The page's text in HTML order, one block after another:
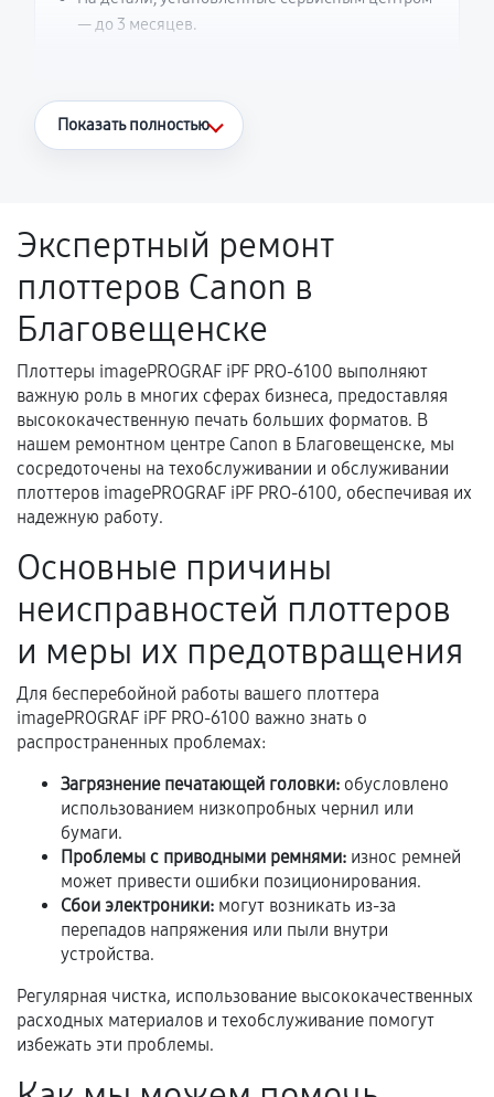
— до 3 месяцев.
Что считается гарантийным случаем
Поломка установленной детали при
нормальной эксплуатации в течение
гарантийного срока.
Несоответствие комплектующей заявленным
техническим характеристикам.
Документы для подтверждения
гарантии
Гарантийный талон.
Акт выполненных работ с датой, перечнем
Документы на установленные комплектующие
и кассовый чек.
Расширенная гарантия
В некоторых случаях возможно оформление
расширенной гарантии. Стоимость, сроки и
условия продления согласовываются отдельно и
фиксируются в документах.
Когда гарантия не действует
Нарушение правил эксплуатации,
механические повреждения, попадание влаги,
Показать полностью
Экспертный ремонт
плоттеров Canon в
Благовещенске
Плоттеры imagePROGRAF iPF PRO-6100 выполняют
важную роль в многих сферах бизнеса, предоставляя
высококачественную печать больших форматов. В
нашем ремонтном центре Canon в Благовещенске, мы
сосредоточены на техобслуживании и обслуживании
плоттеров imagePROGRAF iPF PRO-6100, обеспечивая их
надежную работу.
Основные причины
неисправностей плоттеров
и меры их предотвращения
Для бесперебойной работы вашего плоттера
imagePROGRAF iPF PRO-6100 важно знать о
распространенных проблемах:
Загрязнение печатающей головки: обусловлено
использованием низкопробных чернил или
бумаги.
Проблемы с приводными ремнями: износ ремней
может привести ошибки позиционирования.
Сбои электроники: могут возникать из-за
перепадов напряжения или пыли внутри
устройства.
Регулярная чистка, использование высококачественных
расходных материалов и техобслуживание помогут
избежать эти проблемы.